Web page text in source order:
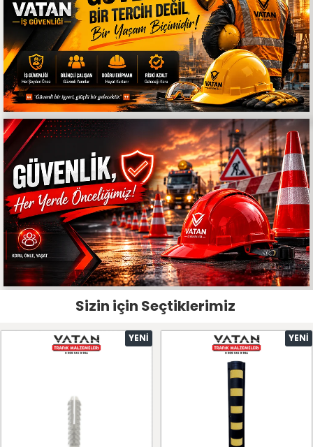
Sizin için Seçtiklerimiz
YENI YENI